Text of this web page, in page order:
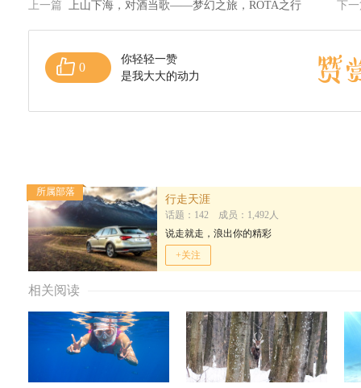
上一篇 上山下海，对酒当歌——梦幻之旅，ROTA之行 下
0
你轻轻一赞
是我大大的动力
所属部落
行走天涯
话题：142 成员：1,492人
说走就走，浪出你的精彩
+关注
相关阅读